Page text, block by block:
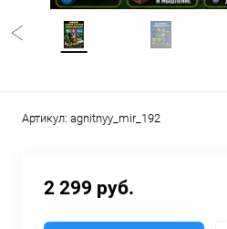
Артикул: agnitnyy_mir_192
2 299 руб.